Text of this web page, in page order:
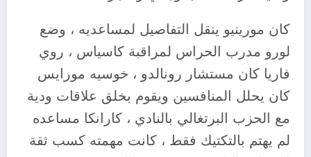
كان مورينيو ينقل التفاصيل لمساعديه ، وضع
لورو مدرب الحراس لمراقبة كاسياس ، روي
فاريا كان مستشار رونالدو ، خوسيه مورايس
كان يحلل المنافسين ويقوم بخلق علاقات ودية
مع الحزب البرتغالي بالنادي ، كارانكا مساعده
لم يهتم بالتكتيك فقط ، كانت مهمته كسب ثقة